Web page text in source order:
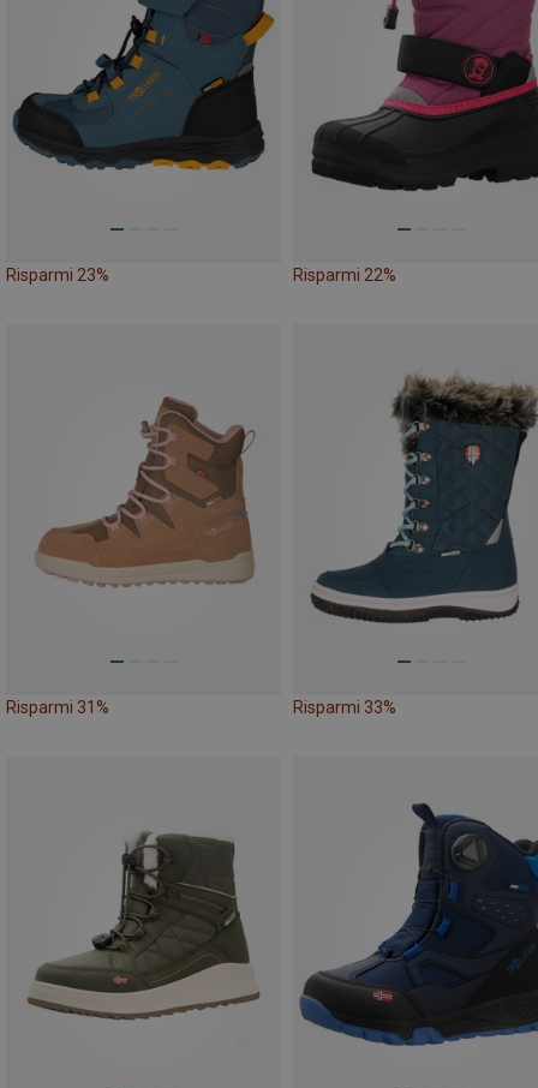
Risparmi 23% Risparmi 22%
Risparmi 31% Risparmi 33%